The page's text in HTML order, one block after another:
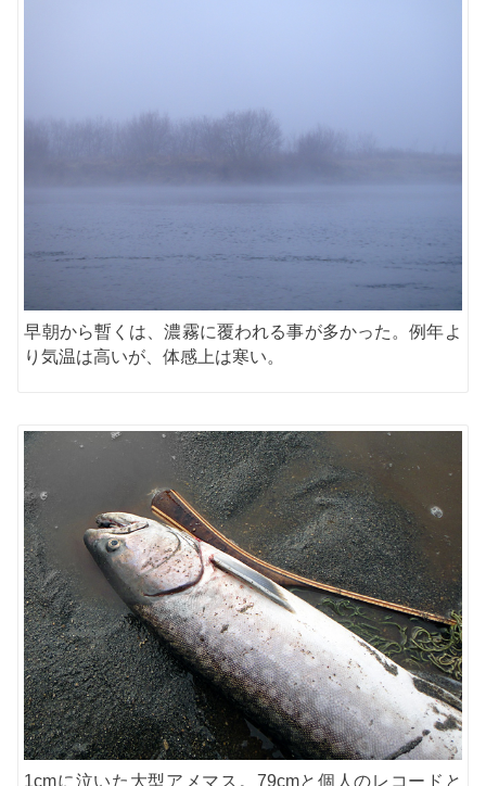
早朝から暫くは、濃霧に覆われる事が多かった。例年よ
り気温は高いが、体感上は寒い。
1cmに泣いた大型アメマス。79cmと個人のレコードと